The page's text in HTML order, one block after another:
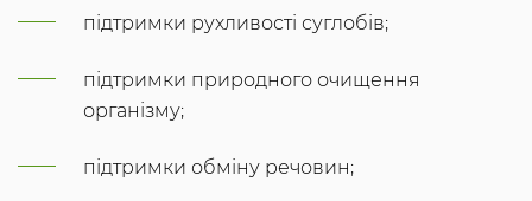
підтримки рухливості суглобів;
підтримки природного очищення
організму;
підтримки обміну речовин;